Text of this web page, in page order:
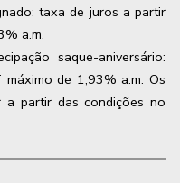
taxa de juros a partir
% a.m.
saque-aniversário:
de 1,93% a.m. Os
a partir das condições no